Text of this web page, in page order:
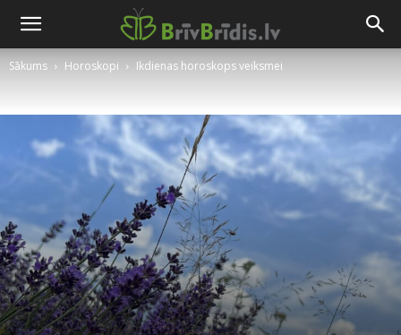
Sākums Horoskopi Ikdienas horoskops veiksmei